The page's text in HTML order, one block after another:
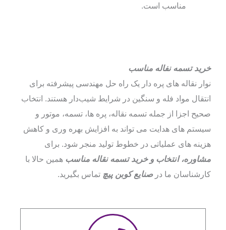
مناسب است.
خرید تسمه نفاله مناسب
نوار نقاله‌ های پره‌ دار یک راه‌ حل مهندسی پیشرفته برای
انتقال مواد فله و سنگین در شرایط شیب‌دار هستند. انتخاب
صحیح اجزا از جمله تسمه نقاله، پره‌ ها، تسمه، موتور و
سیستم‌ های هدایت می‌ تواند به افزایش بهره‌ وری و کاهش
هزینه‌ های عملیاتی در خطوط تولید منجر شود. برای
مشاوره، انتخاب و خرید تسمه نقاله مناسب همین حالا با
کارشناسان ما درصنایع کوبن پیچ تماس بگیرید.